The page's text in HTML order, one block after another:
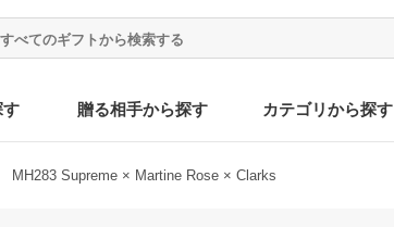
す 贈る相手から探す カテゴリから探す
MH283 Supreme × Martine Rose × Clarks